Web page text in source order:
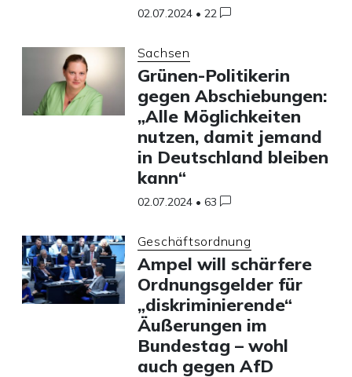
02.07.2024 • 22
Sachsen
Grünen-Politikerin
gegen Abschiebungen:
„Alle Möglichkeiten
nutzen, damit jemand
in Deutschland bleiben
kann“
02.07.2024 • 63
Geschäftsordnung
Ampel will schärfere
Ordnungsgelder für
„diskriminierende“
Äußerungen im
Bundestag – wohl
auch gegen AfD